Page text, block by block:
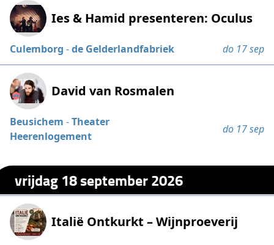
Ies & Hamid presenteren: Oculus
Culemborg -de Gelderlandfabriek do 17 sep
David van Rosmalen
Beusichem -Theater
Heerenlogement
do 17 sep
vrijdag 18 september 2026
Italië Ontkurkt – Wijnproeverij